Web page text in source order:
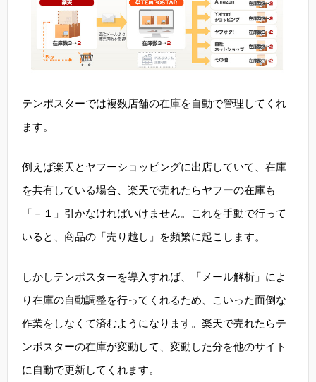
テンポスターでは複数店舗の在庫を自動で管理してくれ
ます。
例えば楽天とヤフーショッピングに出店していて、在庫
を共有している場合、楽天で売れたらヤフーの在庫も
「－１」引かなければいけません。これを手動で行って
いると、商品の「売り越し」を頻繁に起こします。
しかしテンポスターを導入すれば、「メール解析」によ
り在庫の自動調整を行ってくれるため、こいった面倒な
作業をしなくて済むようになります。楽天で売れたらテ
ンポスターの在庫が変動して、変動した分を他のサイト
に自動で更新してくれます。